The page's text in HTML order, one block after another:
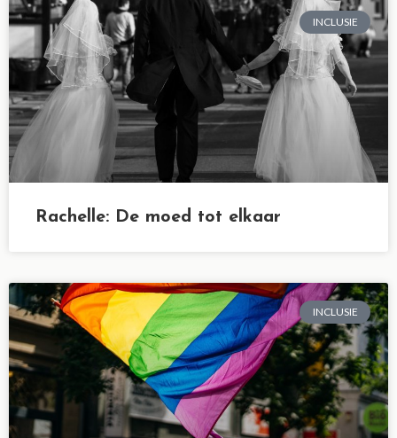
INCLUSIE
Rachelle: De moed tot elkaar
INCLUSIE